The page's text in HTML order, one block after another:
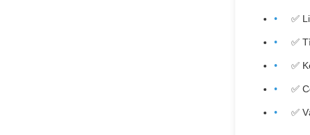
✅
✅
✅
✅
✅